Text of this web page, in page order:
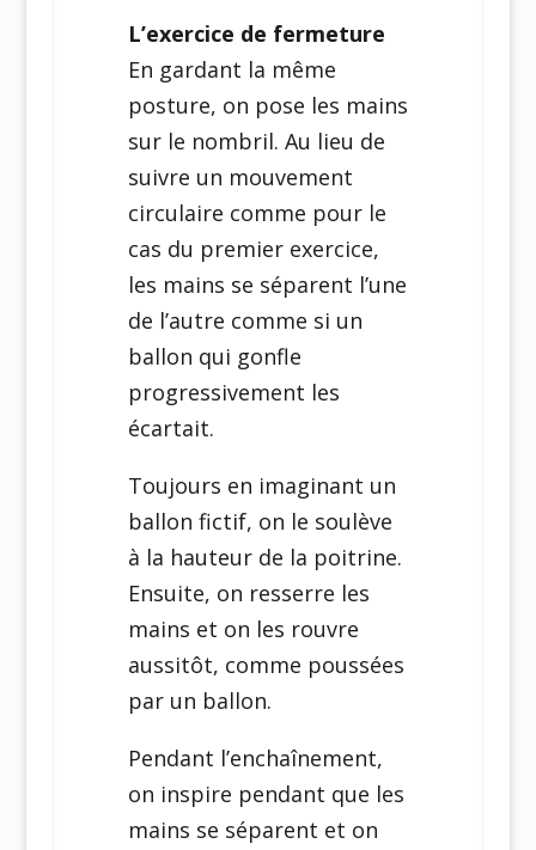
L’exercice de fermeture
En gardant la même
posture, on pose les mains
sur le nombril. Au lieu de
suivre un mouvement
circulaire comme pour le
cas du premier exercice,
les mains se séparent l’une
de l’autre comme si un
ballon qui gonfle
progressivement les
écartait.
Toujours en imaginant un
ballon fictif, on le soulève
à la hauteur de la poitrine.
Ensuite, on resserre les
mains et on les rouvre
aussitôt, comme poussées
par un ballon.
Pendant l’enchaînement,
on inspire pendant que les
mains se séparent et on